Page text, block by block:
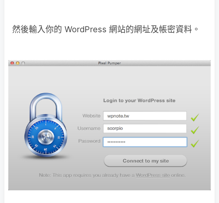
然後輸入你的 WordPress 網站的網址及帳密資料。